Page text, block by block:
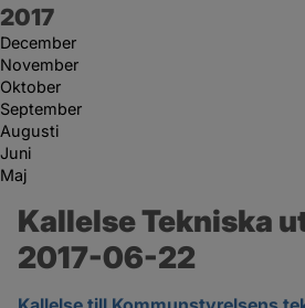
År:
2017
December
November
Oktober
September
Augusti
Juni
Maj
Kallelse Tekniska
2017-06-22